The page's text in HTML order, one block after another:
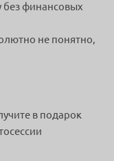
без финансовых
не понятно,
в подарок